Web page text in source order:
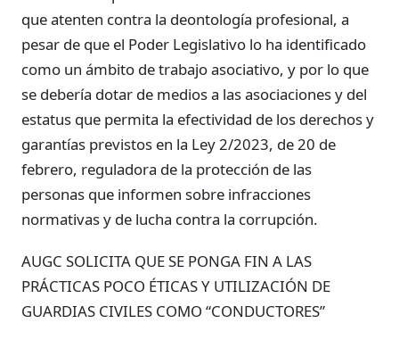
que atenten contra la deontología profesional, a
pesar de que el Poder Legislativo lo ha identificado
como un ámbito de trabajo asociativo, y por lo que
se debería dotar de medios a las asociaciones y del
estatus que permita la efectividad de los derechos y
garantías previstos en la Ley 2/2023, de 20 de
febrero, reguladora de la protección de las
personas que informen sobre infracciones
normativas y de lucha contra la corrupción.
AUGC SOLICITA QUE SE PONGA FIN A LAS
PRÁCTICAS POCO ÉTICAS Y UTILIZACIÓN DE
GUARDIAS CIVILES COMO “CONDUCTORES”